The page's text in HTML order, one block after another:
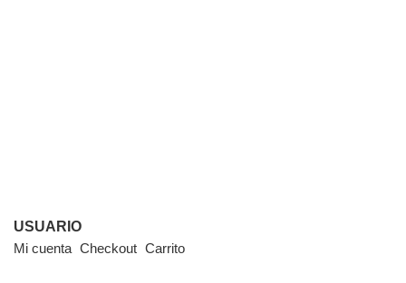
USUARIO
Mi cuenta Checkout Carrito